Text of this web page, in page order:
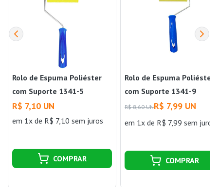
Rolo de Espuma Poliéster
com Suporte 1341-5
Amarelo Tigre
R$ 7,10 UN
em 1x de R$ 7,10 sem juros
COMPRAR
Rolo de Espuma Poliéster
com Suporte 1341-9
Amarelo Tigre
R$ 8,60 UNR$ 7,99 UN
em 1x de R$ 7,99 sem juros
COMPRAR